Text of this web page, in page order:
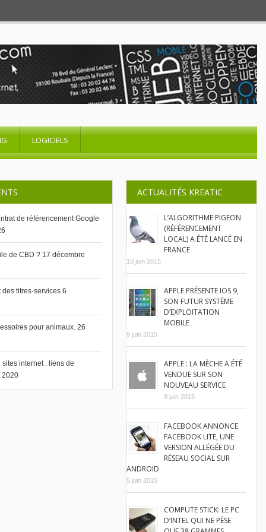
LOGICIELS
ACTUALITÉS KREATIC
L’ALGORITHME PIGEON
(RÉFÉRENCEMENT
LOCAL) A ÉTÉ LANCÉ EN
FRANCE
10 juin 2015
APPLE PRÉSENTE IOS 9,
SON FUTUR SYSTÈME
D’EXPLOITATION
MOBILE
9 juin 2015
APPLE : LA MÈCHE A ÉTÉ
VENDUE SUR SON
NOUVEAU SERVICE
8 juin 2015
FACEBOOK ANNONCE
FACEBOOK LITE, UNE
VERSION ALLÉGÉE DU
RÉSEAU SOCIAL SUR
ANDROID
5 juin 2015
COMPUTE STICK: LE PC
D’INTEL QUI NE PÈSE
de référencement Google
de CBD ? 17 décembre
des titres-services 6
pour animaux. 26
internet : liens de
2020